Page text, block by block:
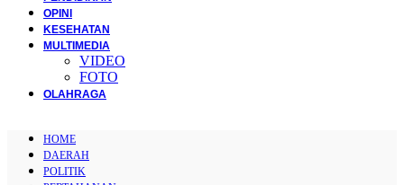
OPINI
KESEHATAN
MULTIMEDIA
VIDEO
FOTO
OLAHRAGA
HOME
DAERAH
POLITIK